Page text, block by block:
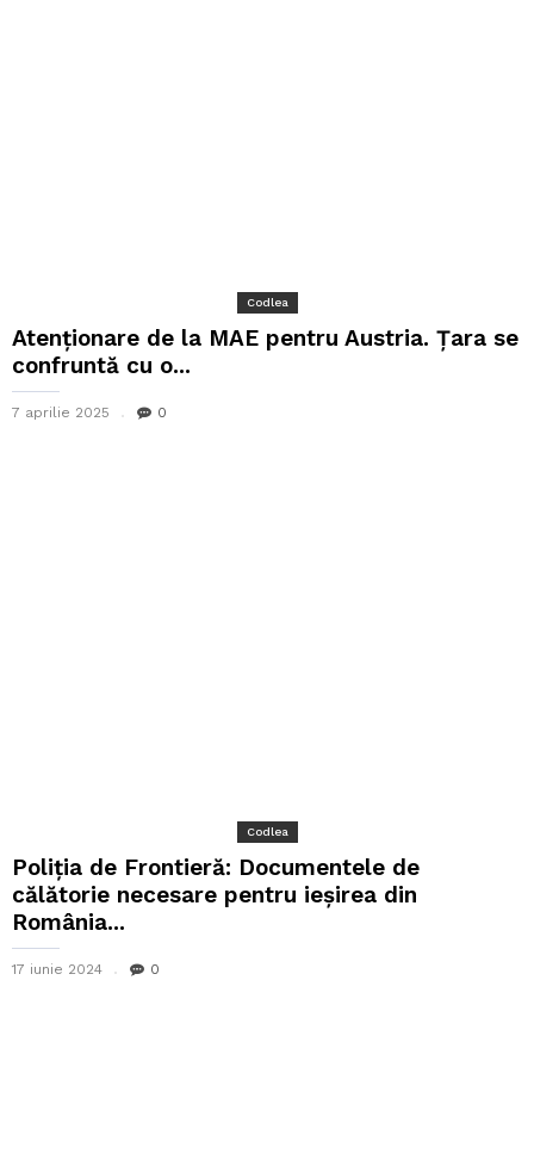
Codlea
Atenționare de la MAE pentru Austria. Țara se
confruntă cu o...
7 aprilie 2025 0
Codlea
Poliţia de Frontieră: Documentele de
călătorie necesare pentru ieșirea din
România...
17 iunie 2024 0